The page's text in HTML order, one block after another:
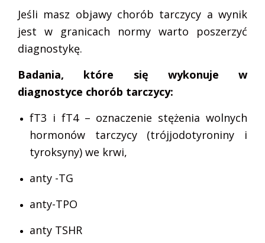
Jeśli masz objawy chorób tarczycy a wynik
jest w granicach normy warto poszerzyć
diagnostykę.
Badania, które się wykonuje w
diagnostyce chorób tarczycy:
fT3 i fT4 – oznaczenie stężenia wolnych
hormonów tarczycy (trójjodotyroniny i
tyroksyny) we krwi,
anty -TG
anty-TPO
anty TSHR